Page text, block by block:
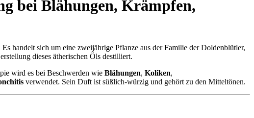
bei Blähungen, Krämpfen,
Es handelt sich um eine zweijährige Pflanze aus der Familie der Doldenblütler,
dieses ätherischen Öls destilliert.
wird es bei Beschwerden wie Blähungen, Koliken,
verwendet. Sein Duft ist süßlich-würzig und gehört zu den Mitteltönen.